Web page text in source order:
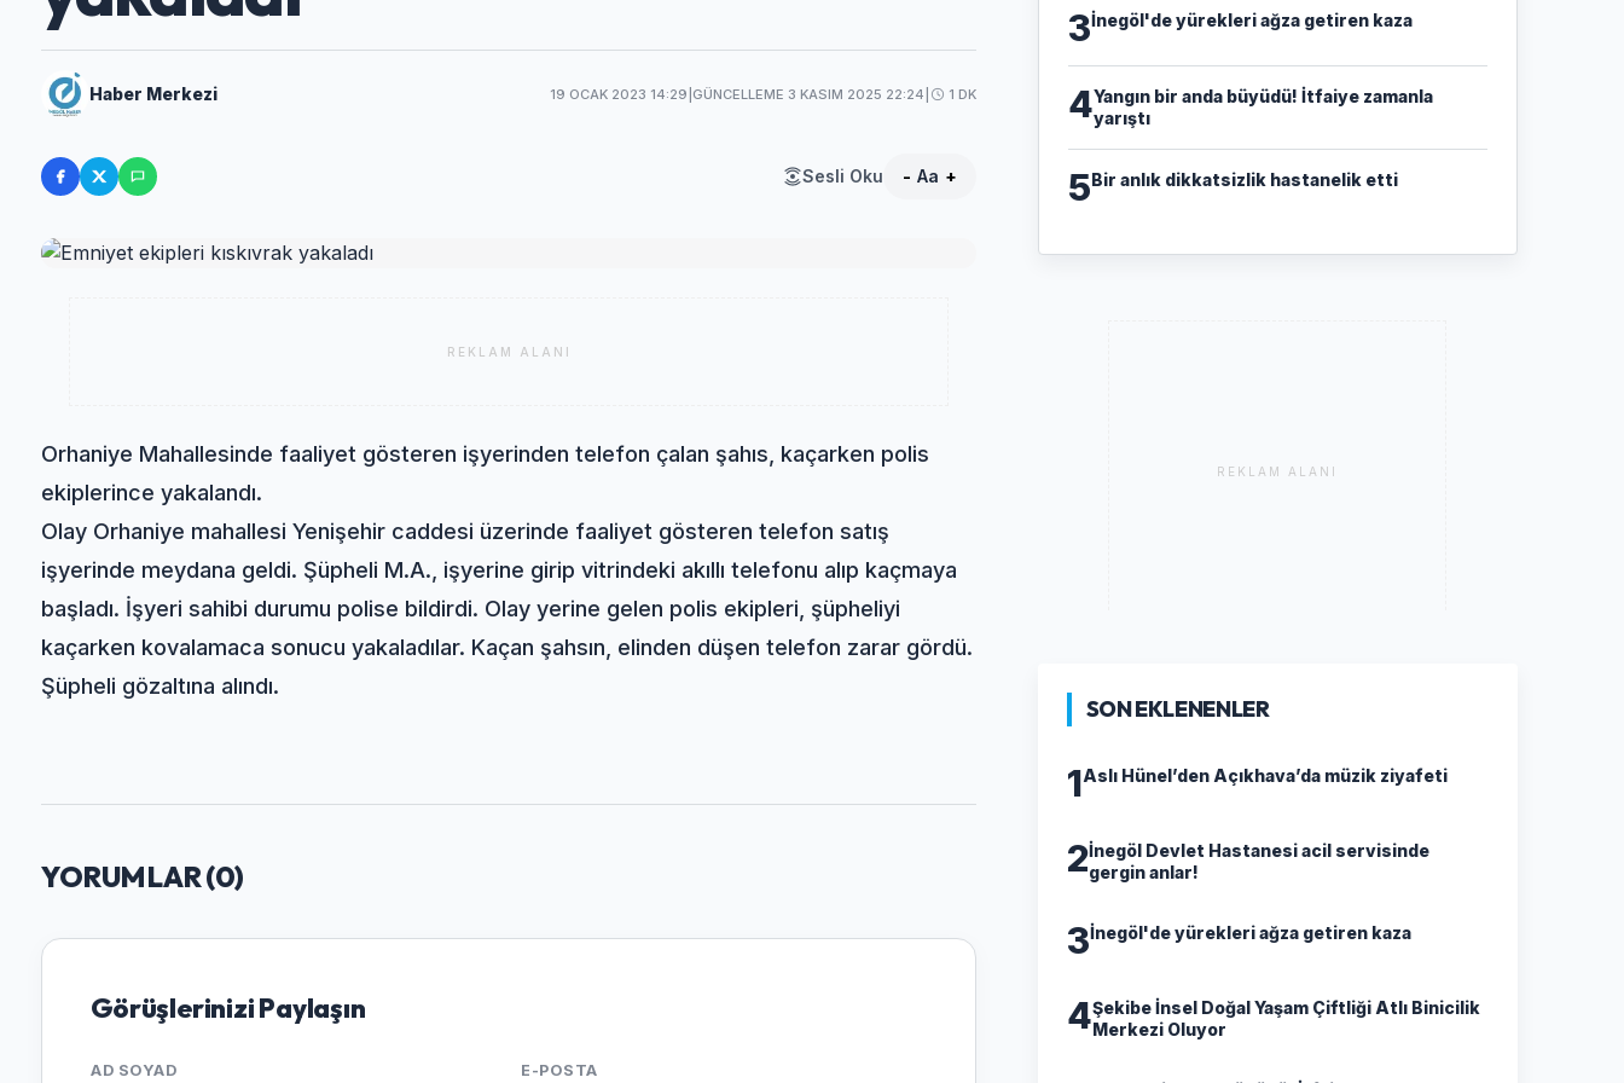
Haber Merkezi 19 OCAK 2023 14:29 GÜNCELLEME 3 KASIM 2025 22:24 1 DK
Sesli Oku - Aa +
REKLAM ALANI
Orhaniye Mahallesinde faaliyet gösteren işyerinden telefon çalan şahıs, kaçarken polis
ekiplerince yakalandı.
Olay Orhaniye mahallesi Yenişehir caddesi üzerinde faaliyet gösteren telefon satış
işyerinde meydana geldi. Şüpheli M.A., işyerine girip vitrindeki akıllı telefonu alıp kaçmaya
başladı. İşyeri sahibi durumu polise bildirdi. Olay yerine gelen polis ekipleri, şüpheliyi
kaçarken kovalamaca sonucu yakaladılar. Kaçan şahsın, elinden düşen telefon zarar gördü.
Şüpheli gözaltına alındı.
YORUMLAR (0)
Görüşlerinizi Paylaşın
AD SOYAD E-POSTA
3İnegöl'de yürekleri ağza getiren kaza
4Yangın bir anda büyüdü! İtfaiye zamanla
yarıştı
5Bir anlık dikkatsizlik hastanelik etti
REKLAM ALANI
SON EKLENENLER
1Aslı Hünel’den Açıkhava’da müzik ziyafeti
2İnegöl Devlet Hastanesi acil servisinde
gergin anlar!
3İnegöl'de yürekleri ağza getiren kaza
4Şekibe İnsel Doğal Yaşam Çiftliği Atlı Binicilik
Merkezi Oluyor